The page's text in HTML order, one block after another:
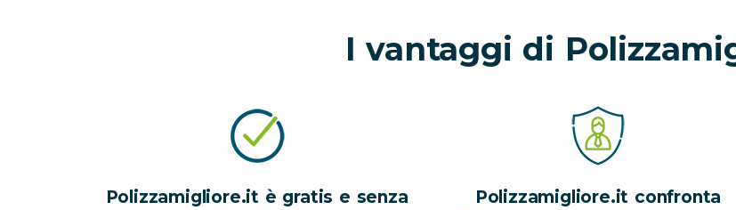
I vantaggi di
Polizzamigliore.it è gratis e senza
Polizzamigliore.it confronta